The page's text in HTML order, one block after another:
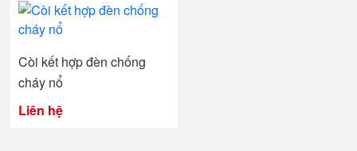
Còi kết hợp đèn chống
cháy nổ
Liên hệ